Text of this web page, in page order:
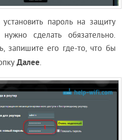
пароль на защиту
сделать обязательно.
запишите его где-то, что бы
Далее.